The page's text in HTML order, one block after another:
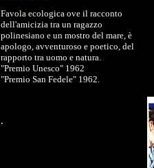
Favola ecologica ove il racconto
dell'amicizia tra un ragazzo
polinesiano e un mostro del mare, è
apologo, avventuroso e poetico, del
rapporto tra uomo e natura.
"Premio Unesco" 1962
"Premio San Fedele" 1962.
.